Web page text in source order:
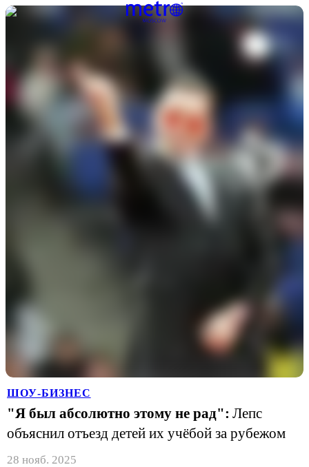
ШОУ-БИЗНЕС
"Я был абсолютно этому не рад": Лепс
объяснил отъезд детей их учёбой за рубежом
28 нояб. 2025